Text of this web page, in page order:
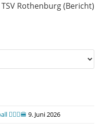
Rothenburg (Bericht)
🤾🏼‍♂️🍔 9. Juni 2026